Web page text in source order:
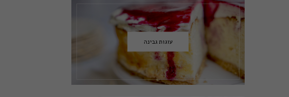
עוגות גבינה